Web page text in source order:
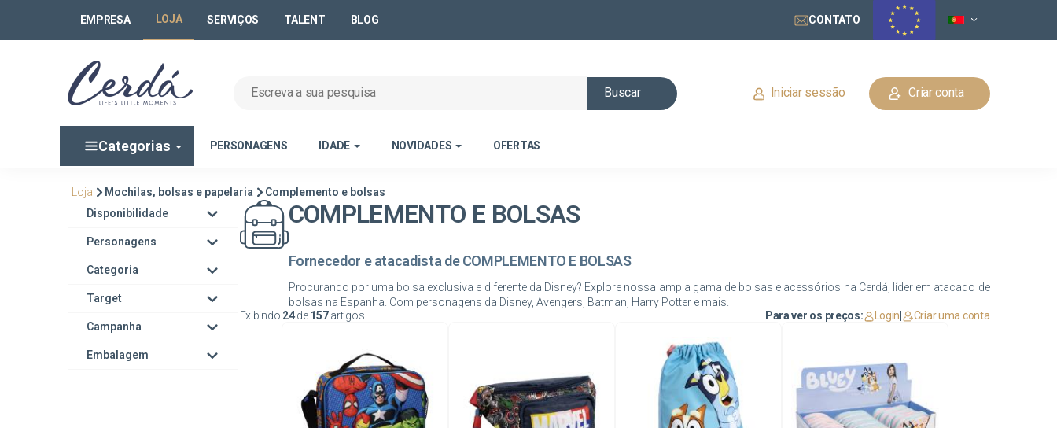
EMPRESA LOJA SERVIÇOS TALENT BLOG CONTATO
Buscar Iniciar sessão Criar conta
Categorias PERSONAGENS IDADE NOVIDADES OFERTAS
Loja Mochilas, bolsas e papelaria
Complemento e bolsas
Disponibilidade
Personagens
Categoria
Target
Campanha
Embalagem
COMPLEMENTO E BOLSAS
Fornecedor e atacadista de COMPLEMENTO E BOLSAS
Procurando por uma bolsa exclusiva e diferente da Disney? Explore nossa ampla gama de bolsas e acessórios na Cerdá, líder em atacado de
Exibindo 24de157artigos Para ver os preços: Login| Criar uma conta